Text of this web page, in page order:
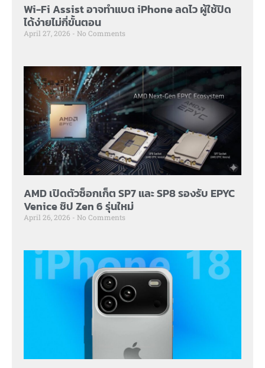
Wi-Fi Assist อาจทำแบต iPhone ลดไว ผู้ใช้ปิด
ได้ง่ายไม่กี่ขั้นตอน
April 27, 2026 No Comments
AMD เปิดตัวซ็อกเก็ต SP7 และ SP8 รองรับ EPYC
Venice ชิป Zen 6 รุ่นใหม่
April 26, 2026 No Comments